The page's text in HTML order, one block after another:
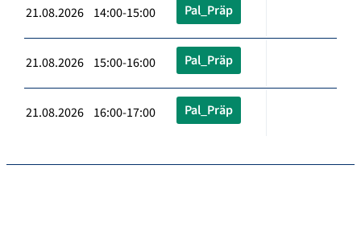
21.08.2026 14:00-15:00 Pal_Präp
21.08.2026 15:00-16:00 Pal_Präp
21.08.2026 16:00-17:00 Pal_Präp